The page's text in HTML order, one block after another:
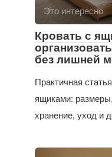
Это интересно
Кровать с
без лишней
Практичная
ящиками:
хранение, уход и